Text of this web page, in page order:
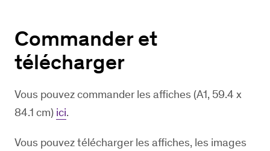
Commander et
télécharger
Vous pouvez commander les affiches (A1, 59.4 x
84.1 cm) ici.
Vous pouvez télécharger les affiches, les images